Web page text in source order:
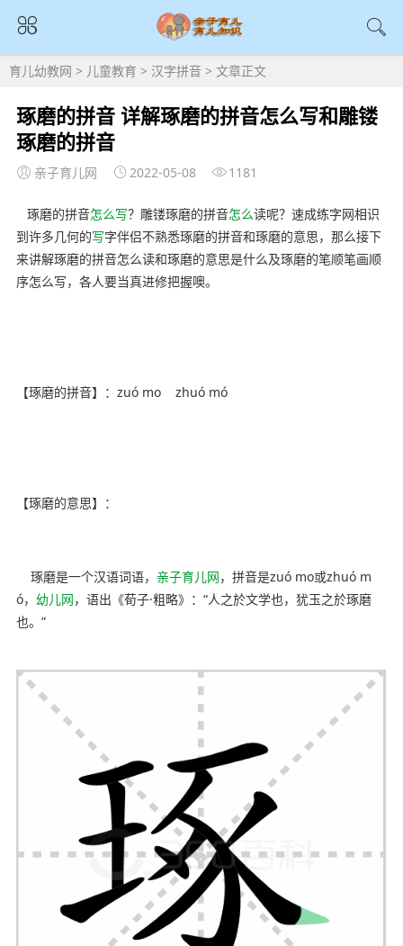
育儿幼教网 > 儿童教育 > 汉字拼音 > 文章正文
琢磨的拼音 详解琢磨的拼音怎么写和雕镂
琢磨的拼音
亲子育儿网 2022-05-08 1181
琢磨的拼音怎么写？雕镂琢磨的拼音怎么读呢？速成练字网相识
到许多几何的写字伴侣不熟悉琢磨的拼音和琢磨的意思，那么接下
来讲解琢磨的拼音怎么读和琢磨的意思是什么及琢磨的笔顺笔画顺
序怎么写，各人要当真进修把握噢。
【琢磨的拼音】：zuó mo zhuó mó
【琢磨的意思】：
琢磨是一个汉语词语， 亲子育儿网，拼音是zuó mo或zhuó m
ó， 幼儿网，语出《荀子·粗略》：“人之於文学也，犹玉之於琢磨
也。”